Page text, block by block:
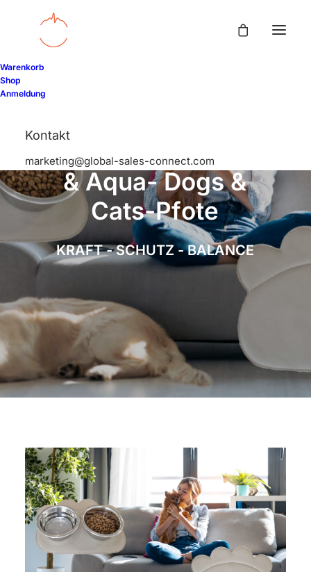
Warenkorb
Shop
Anmeldung
Kontakt
marketing@global-sales-connect.com
Schumann 7,83
& Aqua- Dogs &
Cats-Pfote
KRAFT - SCHUTZ - BALANCE